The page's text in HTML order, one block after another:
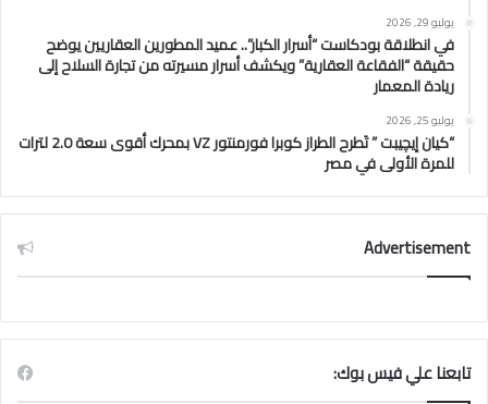
يوليو 29, 2026
في انطلاقة بودكاست “أسرار الكبار”.. عميد المطورين العقاريين يوضح
حقيقة “الفقاعة العقارية” ويكشف أسرار مسيرته من تجارة السلاح إلى
ريادة المعمار
يوليو 25, 2026
“كيان إيچيبت ” تَطرح الطراز كوبرا فورمنتور VZ بمحرك أقوى سعة 2.0 لترات
للمرة الأولى في مصر
Advertisement
تابعنا علي فيس بوك: